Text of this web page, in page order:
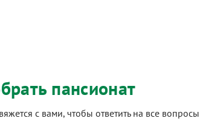
пансионат
с вами, чтобы ответить на все